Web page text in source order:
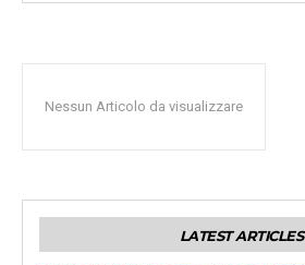
Nessun Articolo da visualizzare
LATEST ARTICLES